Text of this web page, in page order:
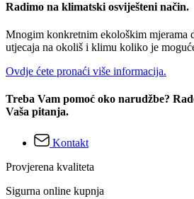
Radimo na klimatski osviješteni način.
Mnogim konkretnim ekološkim mjerama
utjecaja na okoliš i klimu koliko je
Ovdje ćete pronaći više informacija.
Treba Vam pomoć oko narudžbe?
Vaša pitanja.
Kontakt
Provjerena kvaliteta
Sigurna online kupnja